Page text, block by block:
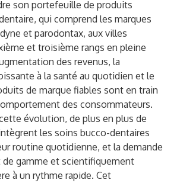
son portefeuille de produits
qui comprend les marques
et parodontax, aux villes
et troisième rangs en pleine
des revenus, la
à la santé au quotidien et le
de marque fiables sont en train
des consommateurs.
évolution, de plus en plus de
les soins bucco-dentaires
routine quotidienne, et la demande
gamme et scientifiquement
à un rythme rapide. Cet